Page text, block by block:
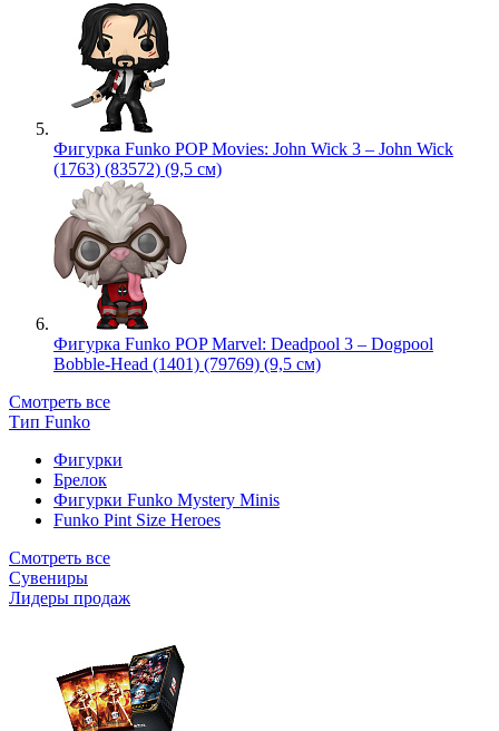
Фигурка Funko POP Movies: John Wick 3 – John Wick
(1763) (83572) (9,5 см)
Фигурка Funko POP Marvel: Deadpool 3 – Dogpool
Bobble-Head (1401) (79769) (9,5 см)
Смотреть все
Тип Funko
Фигурки
Брелок
Фигурки Funko Mystery Minis
Funko Pint Size Heroes
Смотреть все
Сувениры
Лидеры продаж